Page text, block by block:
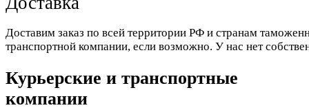
Доставим заказ по всей территории РФ и странам
транспортной компании, если возможно. У нас нет
Курьерские и транспортные
компании